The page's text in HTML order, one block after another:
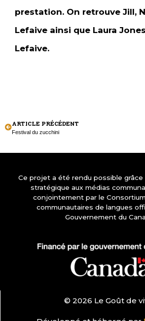
prestation. On retrouve Jill,
Lefaive ainsi que Laura
Lefaive.
ARTICLE PRÉCÉDENT
Festival du zucchini
Ce projet a été rendu possible grâce
stratégique aux médias
conjointement par le
communautaires de langues
Gouvernement du
© 2026 Le Goût de